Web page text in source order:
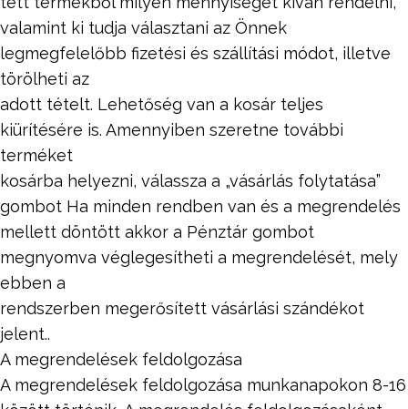
valamint ki tudja választani az Önnek
legmegfelelőbb fizetési és szállítási módot, illetve
törölheti az
adott tételt. Lehetőség van a kosár teljes
kiürítésére is. Amennyiben szeretne további
terméket
kosárba helyezni, válassza a „vásárlás folytatása”
gombot Ha minden rendben van és a megrendelés
mellett döntött akkor a Pénztár gombot
megnyomva véglegesítheti a megrendelését, mely
ebben a
rendszerben megerősített vásárlási szándékot
jelent..
A megrendelések feldolgozása
A megrendelések feldolgozása munkanapokon 8-16